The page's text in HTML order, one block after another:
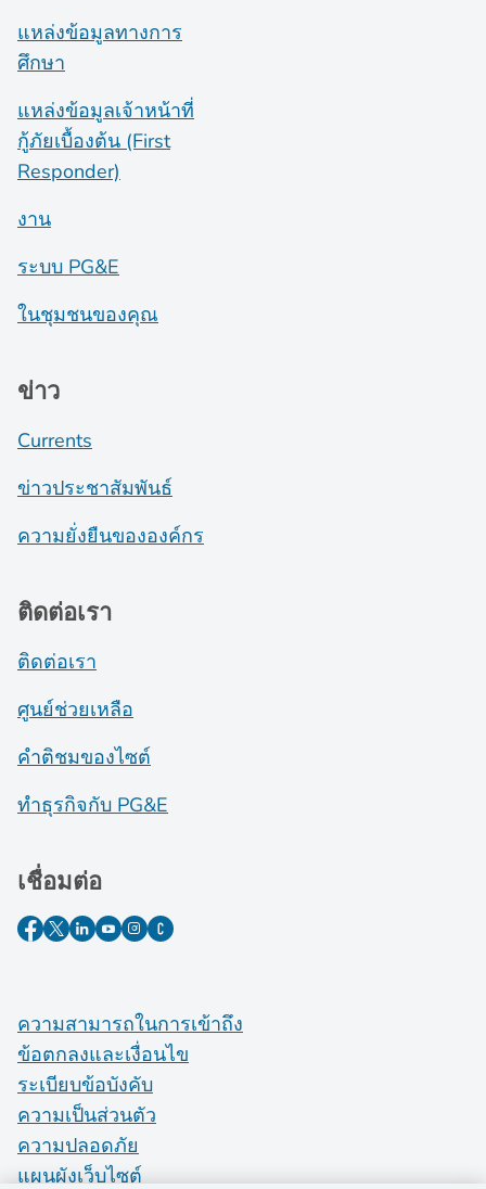
แหล่งข้อมูลทางการ
ศึกษา
แหล่งข้อมูลเจ้าหน้าที่
กู้ภัยเบื้องต้น (First
Responder)
งาน
ระบบ PG&E
ในชุมชนของคุณ
ข่าว
Currents
ข่าวประชาสัมพันธ์
ความยั่งยืนขององค์กร
ติดต่อเรา
ติดต่อเรา
ศูนย์ช่วยเหลือ
คำติชมของไซต์
ทำธุรกิจกับ PG&E
เชื่อมต่อ
ความสามารถในการเข้าถึง
ข้อตกลงและเงื่อนไข
ระเบียบข้อบังคับ
ความเป็นส่วนตัว
ความปลอดภัย
แผนผังเว็บไซต์